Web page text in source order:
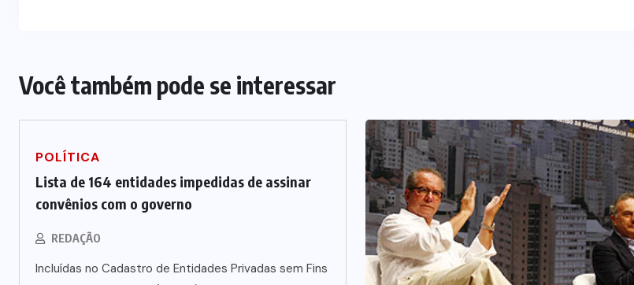
Você também pode se interessar
POLÍTICA
Lista de 164 entidades impedidas de assinar
convênios com o governo
REDAÇÃO
Incluídas no Cadastro de Entidades Privadas sem Fins